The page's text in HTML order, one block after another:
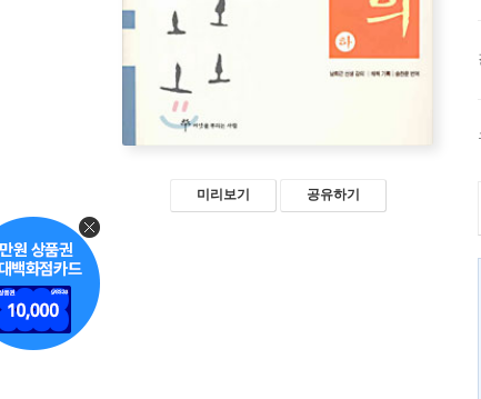
미리보기 공유하기